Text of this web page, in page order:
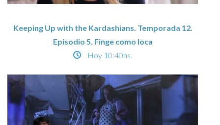
Keeping Up with the Kardashians. Temporada 12.
Episodio 5. Finge como loca
Hoy 10:40hs.